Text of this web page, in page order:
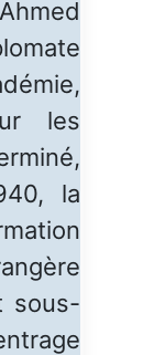
les
la
sous-